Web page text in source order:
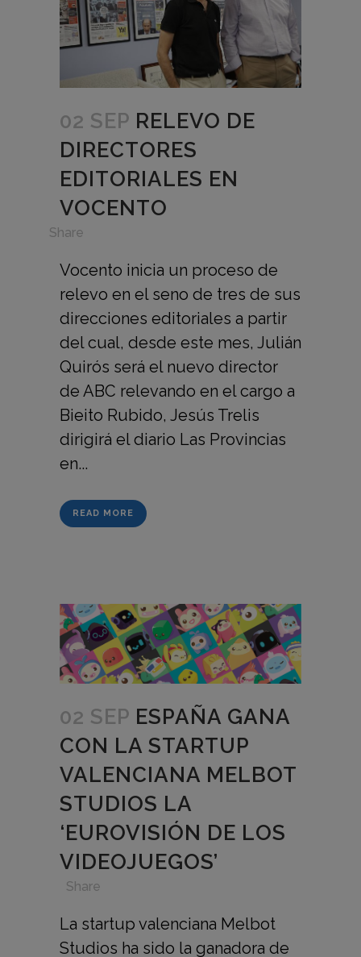
02 SEP RELEVO DE
DIRECTORES
EDITORIALES EN
VOCENTO
Share
Vocento inicia un proceso de
relevo en el seno de tres de sus
direcciones editoriales a partir
del cual, desde este mes, Julián
Quirós será el nuevo director
de ABC relevando en el cargo a
Bieito Rubido, Jesús Trelis
dirigirá el diario Las Provincias
en...
READ MORE
02 SEP ESPAÑA GANA
CON LA STARTUP
VALENCIANA MELBOT
STUDIOS LA
‘EUROVISIÓN DE LOS
VIDEOJUEGOS’
Share
La startup valenciana Melbot
Studios ha sido la ganadora de